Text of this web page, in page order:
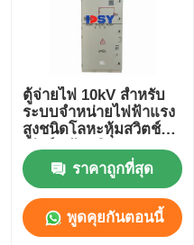
กล่องจำหน่ายไฟฟ้าแรงต่ำ
ตู้จ่ายไฟ 10kV สำหรับ
ระบบจำหน่ายไฟฟ้าแรง
สูงชนิดโลหะหุ้มสวิตช์
เกียร์ พร้อมพิกัด 630A-
4000A ราคาถูกที่สุด
พูดคุยกันตอนนี้